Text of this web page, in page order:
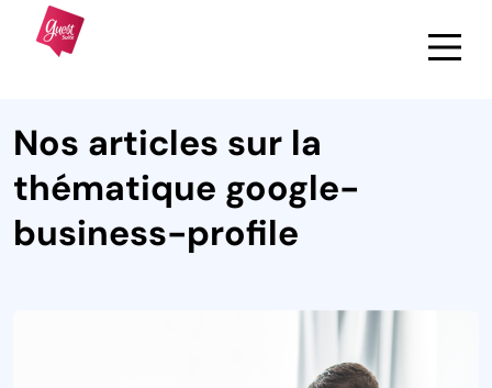
Nos articles sur la
thématique google-
business-profile